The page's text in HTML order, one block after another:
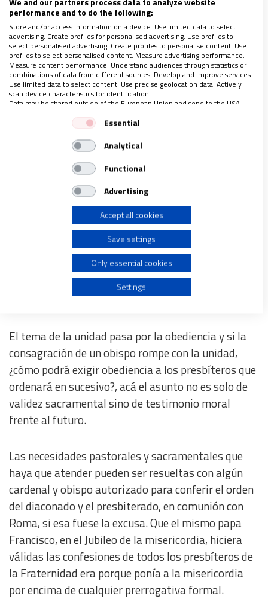
Por eso el tema de la unidad en el ministerio
ordenado está unido a la obediencia, que posibilita
que sea, al menos en el ideal, la práctica de la
humildad. Sobran ejemplos al respecto en la vida de
los santos.
Padre Pío podría haberse cuestionado la exigencia
de Ottaviani; o Juana de Arco la decisión del tribunal
eclesiástico que la condenó a muerte; o Teresa de
Calcuta el retraso en el permiso para su fundación.
En estos y en muchos casos más,
retrasar procesos y equivocarse pero no puede, ni
podrá, detener un don que viene del Espíritu Santo
que se somete a la misma institución. Hay que
resaltar esto: someterse a la institución.
Promissio oboedientiae
El tema de la unidad pasa por la obediencia y si la
consagración de un obispo rompe con la unidad,
¿cómo podrá exigir obediencia a los presbíteros que
ordenará en sucesivo?, acá el asunto no es solo de
validez sacramental sino de testimonio moral
frente al futuro.
Las necesidades pastorales y sacramentales que
haya que atender pueden ser resueltas con algún
cardenal y obispo autorizado para conferir el orden
del diaconado y el presbiterado, en comunión con
Roma, si esa fuese la excusa. Que el mismo papa
Francisco, en el Jubileo de la misericordia, hiciera
válidas las confesiones de todos los presbíteros de
la Fraternidad era porque ponía a la misericordia
por encima de cualquier prerrogativa formal.
performance and to do the following:
Store and/or access information on a device. Use limited data to select
advertising. Create profiles for personalised advertising. Use profiles to
select personalised advertising. Create profiles to personalise content. Use
profiles to select personalised content. Measure advertising performance.
Measure content performance. Understand audiences through statistics or
combinations of data from different sources. Develop and improve services.
Use limited data to select content. Use precise geolocation data. Actively
scan device characteristics for identification.
Data may be shared outside of the European Union and send to the USA.
Your consent and the cookie policy applies solely to this website/app.
View Partner List (1 IAB Vendors)
We use your data for the following purposes:
IAB processing purposes:
Use limited data to select advertising
Create profiles for personalised advertising
Use profiles to select personalised advertising
Use profiles to select personalised content
Measure advertising performance
Measure content performance
Understand audiences through statistics or combinations
of data from different sources
Develop and improve services
Use limited data to select content
IAB Special Features:
Use precise geolocation data
Essential
Analytical
Functional
Advertising
Accept all cookies
Save settings
Only essential cookies
Settings